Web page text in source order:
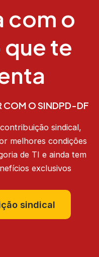
com o
te
COM O SINDPD-DF
sindical,
melhores condições
de TI e ainda tem
exclusivos
sindical